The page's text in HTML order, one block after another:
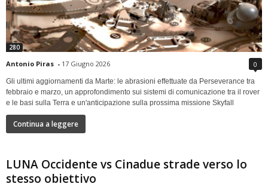
280
Antonio Piras - 17 Giugno 2026 0
Gli ultimi aggiornamenti da Marte: le abrasioni effettuate da Perseverance tra
febbraio e marzo, un approfondimento sui sistemi di comunicazione tra il rover
e le basi sulla Terra e un'anticipazione sulla prossima missione Skyfall
Continua a leggere
LUNA Occidente vs Cinadue strade verso lo
stesso obiettivo